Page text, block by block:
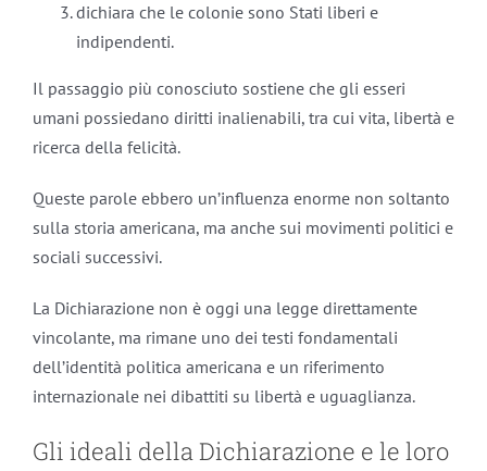
dichiara che le colonie sono Stati liberi e
indipendenti.
Il passaggio più conosciuto sostiene che gli esseri
umani possiedano diritti inalienabili, tra cui vita, libertà e
ricerca della felicità.
Queste parole ebbero un’influenza enorme non soltanto
sulla storia americana, ma anche sui movimenti politici e
sociali successivi.
La Dichiarazione non è oggi una legge direttamente
vincolante, ma rimane uno dei testi fondamentali
dell’identità politica americana e un riferimento
internazionale nei dibattiti su libertà e uguaglianza.
Gli ideali della Dichiarazione e le loro